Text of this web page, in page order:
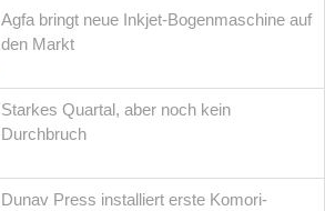
Agfa bringt neue Inkjet-Bogenmaschine auf
den Markt
Starkes Quartal, aber noch kein
Durchbruch
Dunav Press installiert erste Komori-